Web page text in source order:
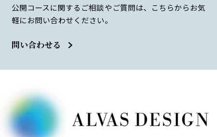
公開コースに関するご相談やご質問は、こちらからお気
軽にお問い合わせください。
問い合わせる